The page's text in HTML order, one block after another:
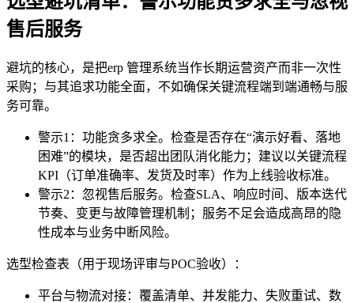
售后服务
避坑的核心，是把erp 管理系统当作长期运营资产而非一次性
采购；与其追求功能全面，不如确保关键流程端到端通畅与服
务可靠。
警示1：功能贪多求全。检查是否存在“演示好看、落地
困难”的模块，是否超出团队消化能力；建议以关键流程
KPI（订单准确率、发货及时率）作为上线验收标准。
警示2：忽视售后服务。检查SLA、响应时间、版本迭代
节奏、变更与故障管理机制；服务不足会造成高昂的隐
性成本与业务中断风险。
选型检查表（用于现场评审与POC验收）：
平台与物流对接：覆盖清单、并发能力、失败重试、数